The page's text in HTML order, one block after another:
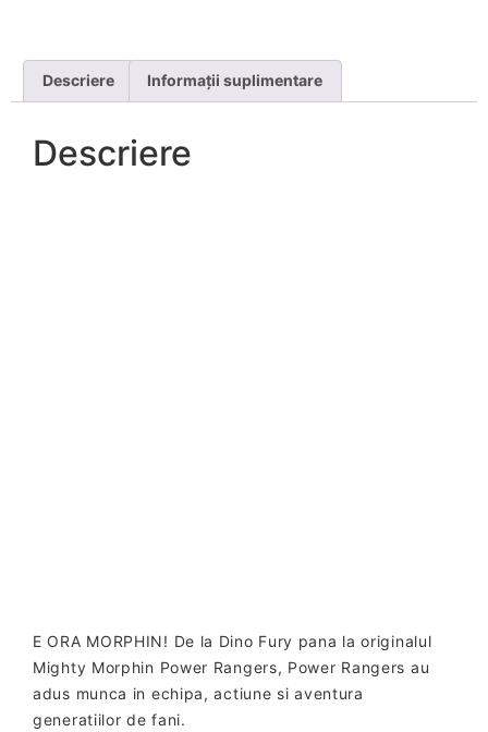
Descriere Informații suplimentare
Descriere
E ORA MORPHIN! De la Dino Fury pana la originalul
Mighty Morphin Power Rangers, Power Rangers au
adus munca in echipa, actiune si aventura
generatiilor de fani.